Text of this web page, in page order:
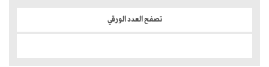
تصفح العدد الورقي